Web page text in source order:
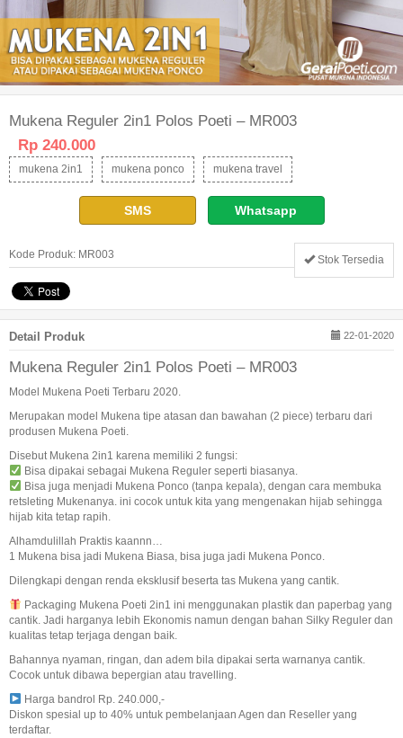
Mukena Reguler 2in1 Polos Poeti – MR003
Rp 240.000
mukena 2in1 mukena ponco mukena travel
SMS Whatsapp
Kode Produk: MR003 Stok Tersedia
Detail Produk 22-01-2020
Mukena Reguler 2in1 Polos Poeti – MR003
Model Mukena Poeti Terbaru 2020.
Merupakan model Mukena tipe atasan dan bawahan (2 piece) terbaru dari
produsen Mukena Poeti.
Disebut Mukena 2in1 karena memiliki 2 fungsi:
Bisa dipakai sebagai Mukena Reguler seperti biasanya.
Bisa juga menjadi Mukena Ponco (tanpa kepala), dengan cara membuka
retsleting Mukenanya. ini cocok untuk kita yang mengenakan hijab sehingga
hijab kita tetap rapih.
Alhamdulillah Praktis kaannn…
1 Mukena bisa jadi Mukena Biasa, bisa juga jadi Mukena Ponco.
Dilengkapi dengan renda eksklusif beserta tas Mukena yang cantik.
Packaging Mukena Poeti 2in1 ini menggunakan plastik dan paperbag yang
cantik. Jadi harganya lebih Ekonomis namun dengan bahan Silky Reguler dan
kualitas tetap terjaga dengan baik.
Bahannya nyaman, ringan, dan adem bila dipakai serta warnanya cantik.
Cocok untuk dibawa bepergian atau travelling.
Harga bandrol Rp. 240.000,-
Diskon spesial up to 40% untuk pembelanjaan Agen dan Reseller yang
terdaftar.